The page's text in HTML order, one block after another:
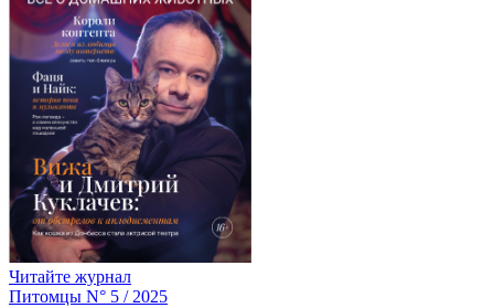
Читайте журнал
Питомцы N° 5 / 2025